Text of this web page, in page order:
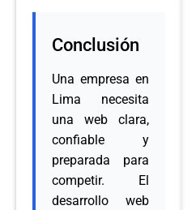
Conclusión
Una empresa en
Lima necesita
una web clara,
confiable y
preparada para
competir. El
desarrollo web